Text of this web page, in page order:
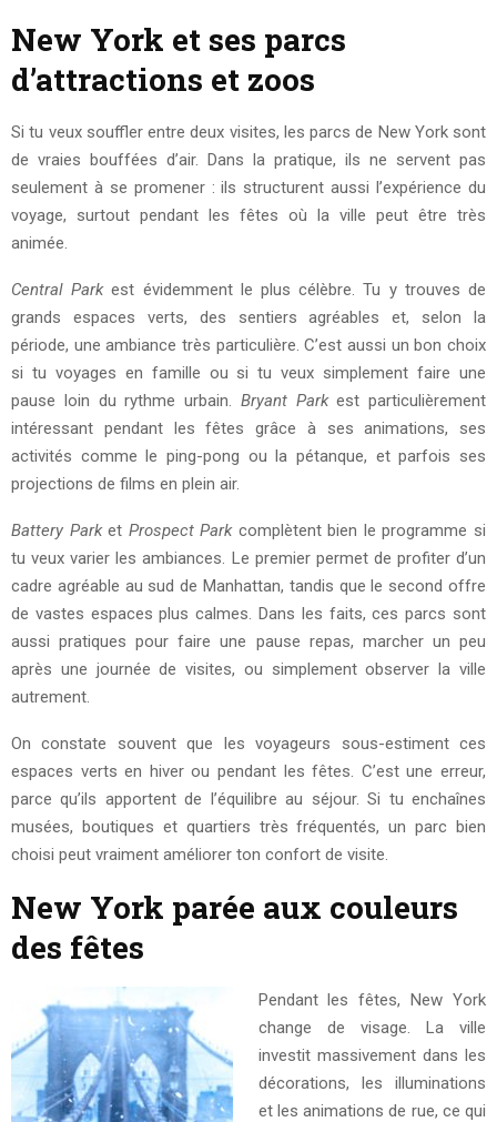
New York et ses parcs
d’attractions et zoos
Si tu veux souffler entre deux visites, les parcs de New York sont
de vraies bouffées d’air. Dans la pratique, ils ne servent pas
seulement à se promener : ils structurent aussi l’expérience du
voyage, surtout pendant les fêtes où la ville peut être très
animée.
Central Parkest évidemment le plus célèbre. Tu y trouves de
grands espaces verts, des sentiers agréables et, selon la
période, une ambiance très particulière. C’est aussi un bon choix
si tu voyages en famille ou si tu veux simplement faire une
pause loin du rythme urbain. Bryant Parkest particulièrement
intéressant pendant les fêtes grâce à ses animations, ses
activités comme le ping-pong ou la pétanque, et parfois ses
projections de films en plein air.
Battery Parket Prospect Parkcomplètent bien le programme si
tu veux varier les ambiances. Le premier permet de profiter d’un
cadre agréable au sud de Manhattan, tandis que le second offre
de vastes espaces plus calmes. Dans les faits, ces parcs sont
aussi pratiques pour faire une pause repas, marcher un peu
après une journée de visites, ou simplement observer la ville
autrement.
On constate souvent que les voyageurs sous-estiment ces
espaces verts en hiver ou pendant les fêtes. C’est une erreur,
parce qu’ils apportent de l’équilibre au séjour. Si tu enchaînes
musées, boutiques et quartiers très fréquentés, un parc bien
choisi peut vraiment améliorer ton confort de visite.
New York parée aux couleurs
des fêtes
Pendant les fêtes, New York
change de visage. La ville
investit massivement dans les
décorations, les illuminations
et les animations de rue, ce qui